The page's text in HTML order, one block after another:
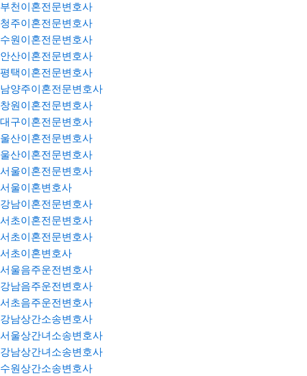
부천이혼전문변호사
청주이혼전문변호사
수원이혼전문변호사
안산이혼전문변호사
평택이혼전문변호사
남양주이혼전문변호사
창원이혼전문변호사
대구이혼전문변호사
울산이혼전문변호사
울산이혼전문변호사
서울이혼전문변호사
서울이혼변호사
강남이혼전문변호사
서초이혼전문변호사
서초이혼전문변호사
서초이혼변호사
서울음주운전변호사
강남음주운전변호사
서초음주운전변호사
강남상간소송변호사
서울상간녀소송변호사
강남상간녀소송변호사
수원상간소송변호사